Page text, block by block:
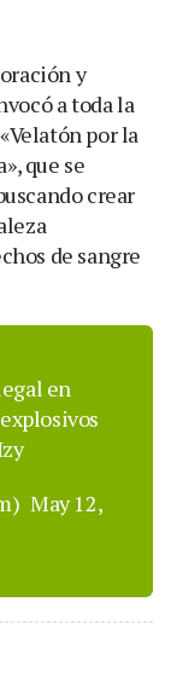
y
a toda la
por la
que se
crear
de sangre
en
May 12,